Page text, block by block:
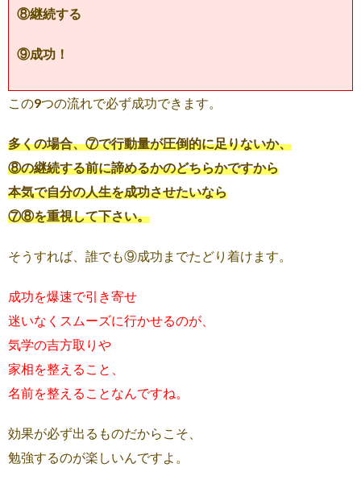
⑧継続する
⑨成功！
この9つの流れで必ず成功できます。
多くの場合、⑦で行動量が圧倒的に足りないか、
⑧の継続する前に諦めるかのどちらかですから
本気で自分の人生を成功させたいなら
⑦⑧を重視して下さい。
そうすれば、誰でも⑨成功までたどり着けます。
成功を爆速で引き寄せ
迷いなくスムーズに行かせるのが、
気学の吉方取りや
家相を整えること、
名前を整えることなんですね。
効果が必ず出るものだからこそ、
勉強するのが楽しいんですよ。